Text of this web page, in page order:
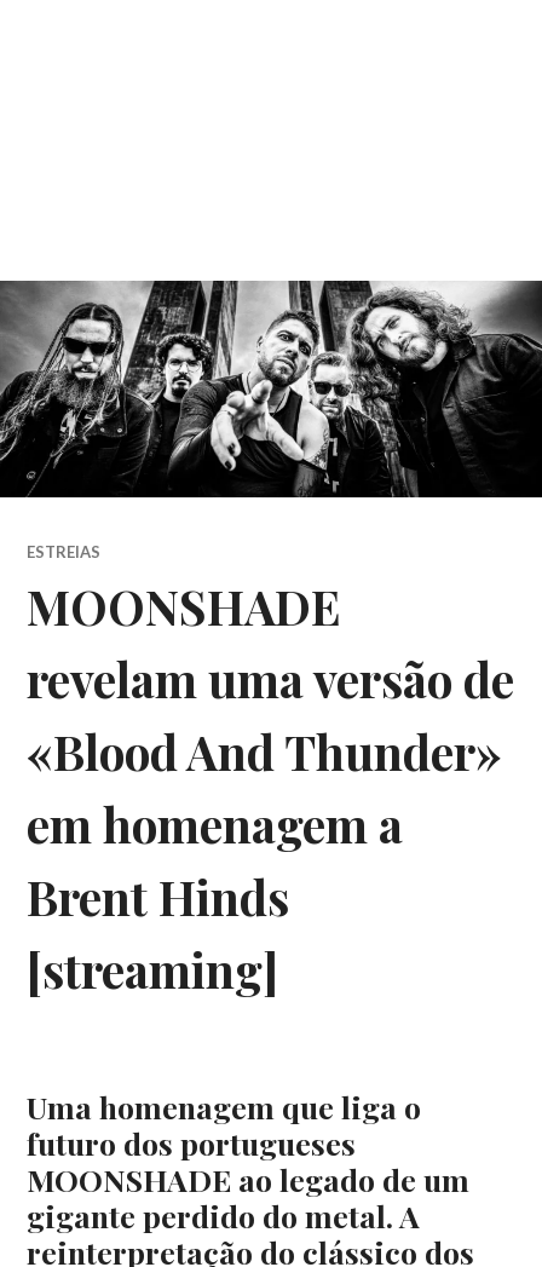
ESTREIAS
MOONSHADE
revelam uma versão de
«Blood And Thunder»
em homenagem a
Brent Hinds
[streaming]
Uma homenagem que liga o
futuro dos portugueses
MOONSHADE ao legado de um
gigante perdido do metal. A
reinterpretação do clássico dos